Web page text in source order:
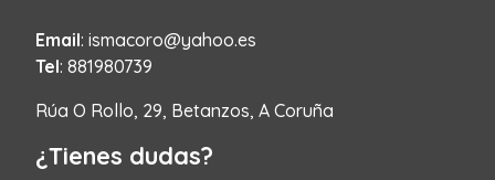
Email: ismacoro@yahoo.es
Tel: 881980739
Rúa O Rollo, 29, Betanzos, A Coruña
¿Tienes dudas?